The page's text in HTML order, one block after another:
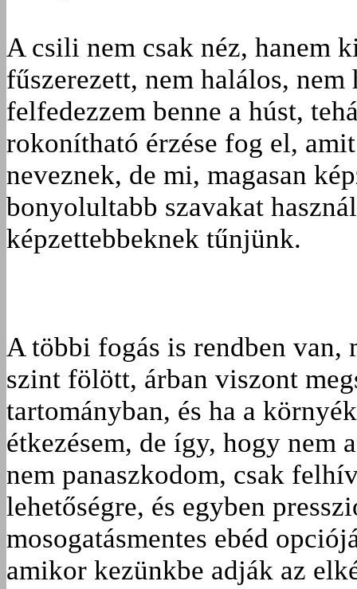
A csili nem csak néz, hanem
fűszerezett, nem halálos,
felfedezzem benne a húst,
rokonítható érzése fog el,
neveznek, de mi, magasan
bonyolultabb szavakat
képzettebbeknek tűnjünk.
A többi fogás is rendben van,
szint fölött, árban viszont
tartományban, és ha a
étkezésem, de így, hogy
nem panaszkodom, csak
lehetőségre, és egyben
mosogatásmentes ebéd
amikor kezünkbe adják az